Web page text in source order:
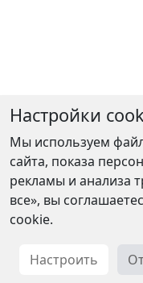
Настройки
Мы используем
сайта, показа
рекламы и анализа
все», вы
cookie.
Настроить